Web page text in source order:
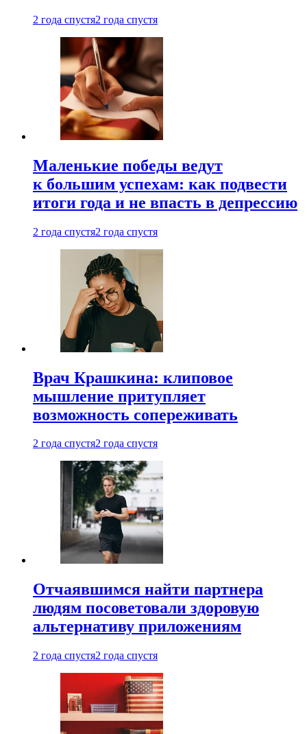
2 года спустя2 года спустя
Маленькие победы ведут
к большим успехам: как подвести
итоги года и не впасть в депрессию
2 года спустя2 года спустя
Врач Крашкина: клиповое
мышление притупляет
возможность сопереживать
2 года спустя2 года спустя
Отчаявшимся найти партнера
людям посоветовали здоровую
альтернативу приложениям
2 года спустя2 года спустя